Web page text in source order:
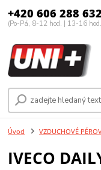
+420 606 288 632
(Po-Pá, 8-12 hod. | 13-16
Úvod VZDUCHOVÉ
IVECO